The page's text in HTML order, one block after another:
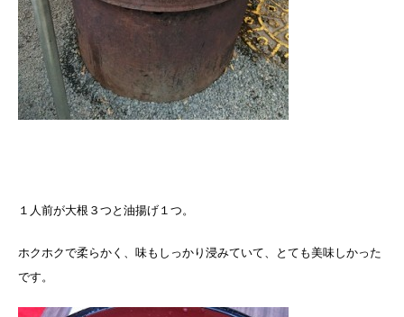
１人前が大根３つと油揚げ１つ。
ホクホクで柔らかく、味もしっかり浸みていて、とても美味しかった
です。